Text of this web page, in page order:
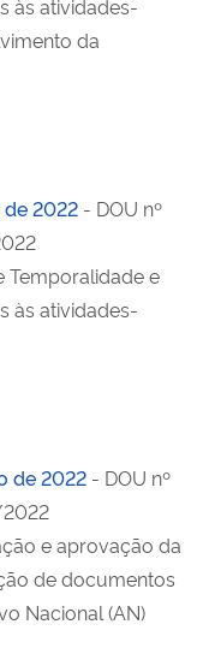
às atividades-
da
de 2022 - DOU nº
Temporalidade e
às atividades-
de 2022 - DOU nº
e aprovação da
de documentos
Nacional (AN)